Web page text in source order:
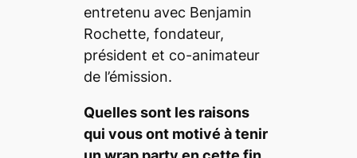
entretenu avec Benjamin
Rochette, fondateur,
président et co-animateur
de l’émission.
Quelles sont les raisons
qui vous ont motivé à tenir